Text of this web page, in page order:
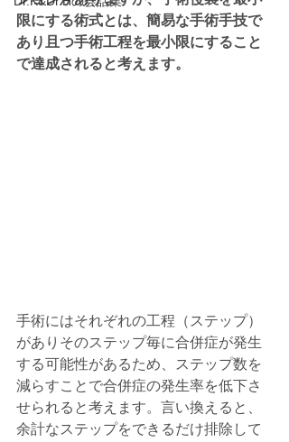
限にする術式とは、簡易な手術手技で
あり且つ手術工程を最小限にすること
で達成されると考えます。
手術にはそれぞれの工程（ステップ）
がありそのステップ毎に合併症が発生
する可能性があるため、ステップ数を
減らすことで合併症の発生率を低下さ
せられると考えます。言い換えると、
余計なステップをできるだけ排除して